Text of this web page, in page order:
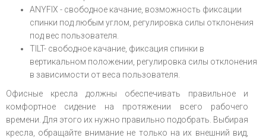
ANYFIX - свободное качание, возможность фиксации
спинки под любым углом, регулировка силы отклонения
под вес пользователя.
TILT- свободное качание, фиксация спинки в
вертикальном положении, регулировка силы отклонения
в зависимости от веса пользователя.
Офисные кресла должны обеспечивать правильное и
комфортное сидение на протяжении всего рабочего
времени. Для этого их нужно правильно подобрать. Выбирая
кресла, обращайте внимание не только на их внешний вид,